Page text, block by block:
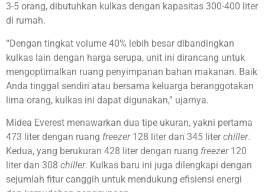
3-5 orang, dibutuhkan kulkas dengan kapasitas 300-400 liter
di rumah.
“Dengan tingkat volume 40% lebih besar dibandingkan
kulkas lain dengan harga serupa, unit ini dirancang untuk
mengoptimalkan ruang penyimpanan bahan makanan. Baik
Anda tinggal sendiri atau bersama keluarga beranggotakan
lima orang, kulkas ini dapat digunakan,” ujarnya.
Midea Everest menawarkan dua tipe ukuran, yakni pertama
473 liter dengan ruang freezer128 liter dan 345 liter chiller.
Kedua, yang berukuran 428 liter dengan ruang freezer120
liter dan 308 chiller. Kulkas baru ini juga dilengkapi dengan
sejumlah fitur canggih untuk mendukung efisiensi energi